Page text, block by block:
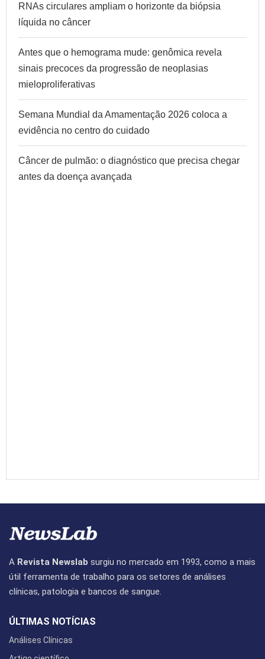
RNAs circulares ampliam o horizonte da biópsia
líquida no câncer
Antes que o hemograma mude: genômica revela
sinais precoces da progressão de neoplasias
mieloproliferativas
Semana Mundial da Amamentação 2026 coloca a
evidência no centro do cuidado
Câncer de pulmão: o diagnóstico que precisa chegar
antes da doença avançada
A Revista Newslab surgiu no mercado em 1993, como a mais
útil ferramenta de trabalho para os setores de análises
clínicas, patologia e bancos de sangue.
ÚLTIMAS NOTÍCIAS
Análises Clínicas